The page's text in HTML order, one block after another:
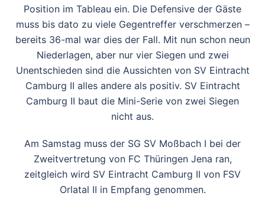
Position im Tableau ein. Die Defensive der Gäste
muss bis dato zu viele Gegentreffer verschmerzen –
bereits 36-mal war dies der Fall. Mit nun schon neun
Niederlagen, aber nur vier Siegen und zwei
Unentschieden sind die Aussichten von SV Eintracht
Camburg II alles andere als positiv. SV Eintracht
Camburg II baut die Mini-Serie von zwei Siegen
nicht aus.
Am Samstag muss der SG SV Moßbach I bei der
Zweitvertretung von FC Thüringen Jena ran,
zeitgleich wird SV Eintracht Camburg II von FSV
Orlatal II in Empfang genommen.